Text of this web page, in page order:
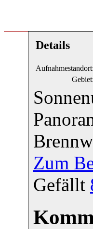
Details
Aufnahmestandort:
Gebiet:
Zum
Gefällt